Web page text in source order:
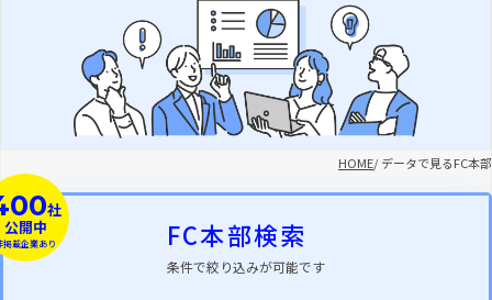
HOME/ データで見るFC本部
社
公開中
掲載企業あり FC本部検索
条件で絞り込みが可能です